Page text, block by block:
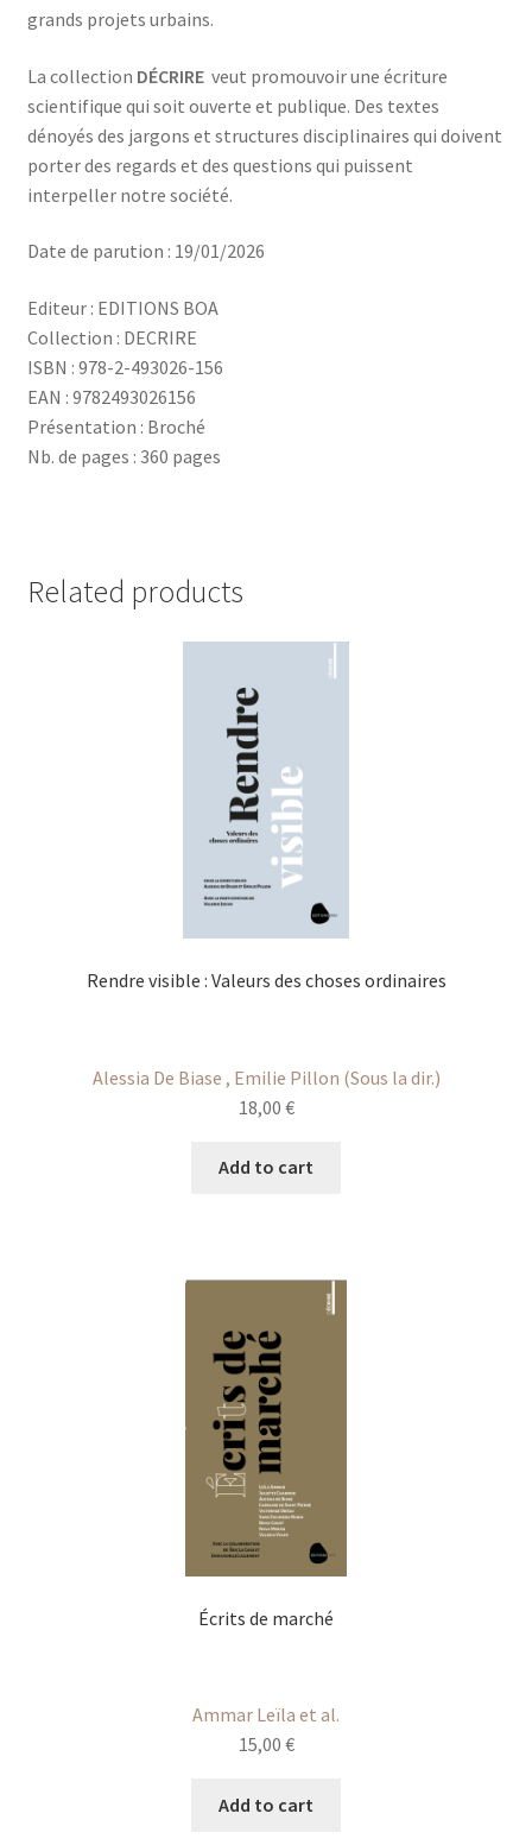
grands projets urbains.
La collection DÉCRIRE veut promouvoir une écriture
scientifique qui soit ouverte et publique. Des textes
dénoyés des jargons et structures disciplinaires qui doivent
porter des regards et des questions qui puissent
interpeller notre société.
Date de parution : 19/01/2026
Editeur : EDITIONS BOA
Collection : DECRIRE
ISBN : 978-2-493026-156
EAN : 9782493026156
Présentation : Broché
Nb. de pages : 360 pages
Related products
Rendre visible : Valeurs des choses ordinaires
Alessia De Biase , Emilie Pillon (Sous la dir.)
18,00 €
Add to cart
Écrits de marché
Ammar Leïla et al.
15,00 €
Add to cart